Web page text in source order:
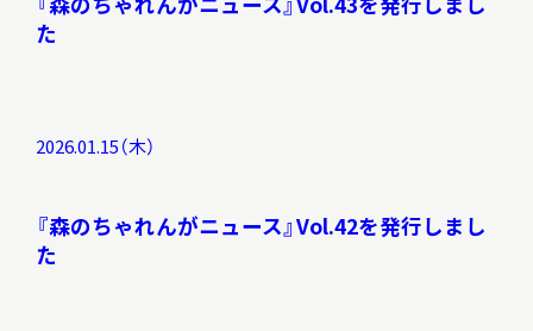
た
2026.01.15（木）
『森のちゃれんがニュース』Vol.42を発行しまし
た